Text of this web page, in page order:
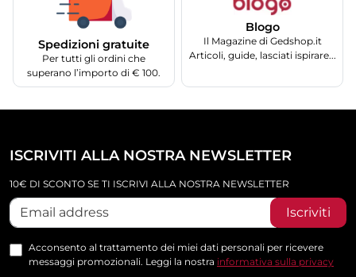
Spedizioni gratuite
Per tutti gli ordini che
superano l’importo di € 100.
Blogo
Il Magazine di Gedshop.it
Articoli, guide, lasciati ispirare...
ISCRIVITI ALLA NOSTRA NEWSLETTER
10€ DI SCONTO SE TI ISCRIVI ALLA NOSTRA NEWSLETTER
Iscriviti
Acconsento al trattamento dei miei dati personali per ricevere
messaggi promozionali. Leggi la nostra informativa sulla privacy